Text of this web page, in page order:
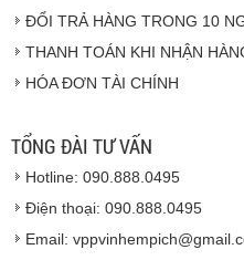
Hàng hóa được
100%
Vinhempich
độ bảo hành sản
nhà nhập khẩu nếu
ĐỔI TRẢ HÀNG TRONG 10
THANH TOÁN KHI NHẬN
HÓA ĐƠN TÀI CHÍNH
TỔNG ĐÀI TƯ VẤN
Hotline: 090.888.0495
Điện thoại: 090.888.0495
Email: